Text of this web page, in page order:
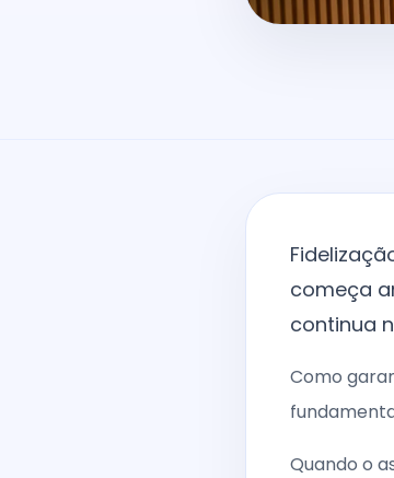
começa
continua
Como
Quando o